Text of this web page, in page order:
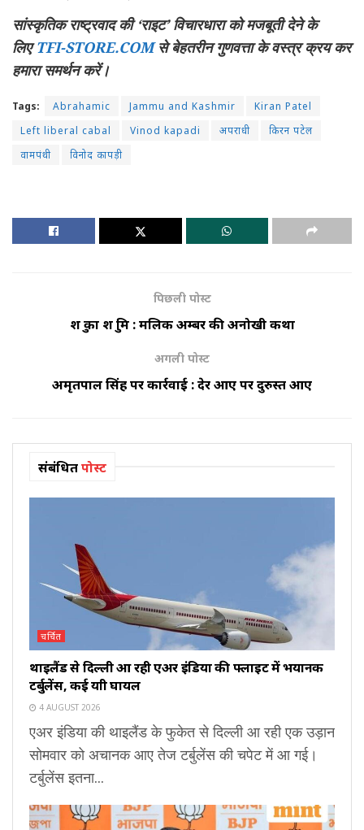
सांस्कृतिक राष्ट्रवाद की ‘राइट’ विचारधारा को मजबूती देने के
लिएTFI-STORE.COMसे बेहतरीन गुणवत्ता के वस्त्र क्रय कर
हमारा समर्थन करें।
Tags: Abrahamic Jammu and Kashmir
Kiran Patel
Left liberal cabal
Vinod kapadi अपराधी
किरन पटेल
वामपंथी
विनोद कापड़ी
पिछली पोस्ट
शत्रु का शत्रु मित्र : मलिक अम्बर की अनोखी कथा
अगली पोस्ट
अमृतपाल सिंह पर कार्रवाई : देर आए पर दुरुस्त आए
संबंधितपोस्ट
चर्चित
थाइलैंड से दिल्ली आ रही एअर इंडिया की फ्लाइट में भयानक
टर्बुलेंस, कई यात्री घायल
4 AUGUST 2026
एअर इंडिया की थाइलैंड के फुकेत से दिल्ली आ रही एक उड़ान
सोमवार को अचानक आए तेज टर्बुलेंस की चपेट में आ गई।
टर्बुलेंस इतना...